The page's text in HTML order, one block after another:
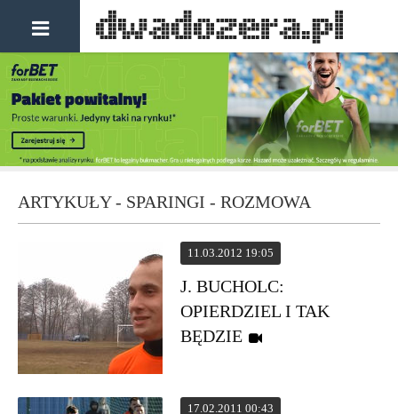
ARTYKUŁY - SPARINGI - ROZMOWA
11.03.2012 19:05
J. BUCHOLC:
OPIERDZIEL I TAK
BĘDZIE
17.02.2011 00:43